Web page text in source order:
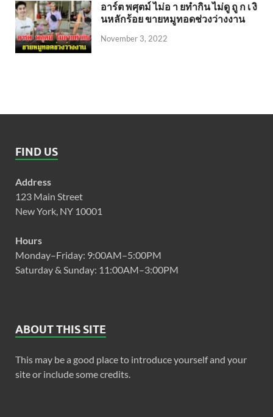
อาร์ต พศุตม์ ไม่อ า ยทำกิน ไม่ดู ถู ก เ งิ
นหลักร้อย ขายหมูทอดช่วงว่างงาน
November 3, 2022
FIND US
Address
123 Main Street
New York, NY 10001
Hours
Monday–Friday: 9:00AM–5:00PM
Saturday & Sunday: 11:00AM–3:00PM
ABOUT THIS SITE
This may be a good place to introduce yourself and your
site or include some credits.